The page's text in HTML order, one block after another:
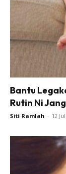
Bantu
Rutin Ni
Siti Ramlah - 12